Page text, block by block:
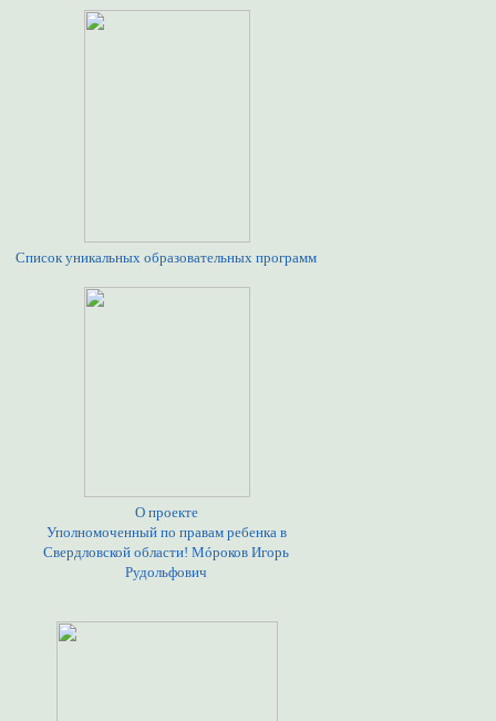
Список уникальных образовательных программ
О проекте
Уполномоченный по правам ребенка в
Свердловской области! Мóроков Игорь
Рудольфович